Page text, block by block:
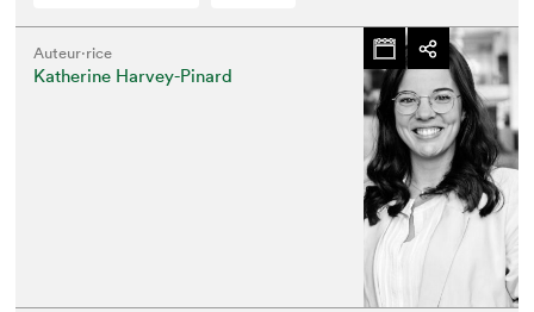
Auteur·rice
Katherine Harvey-Pinard